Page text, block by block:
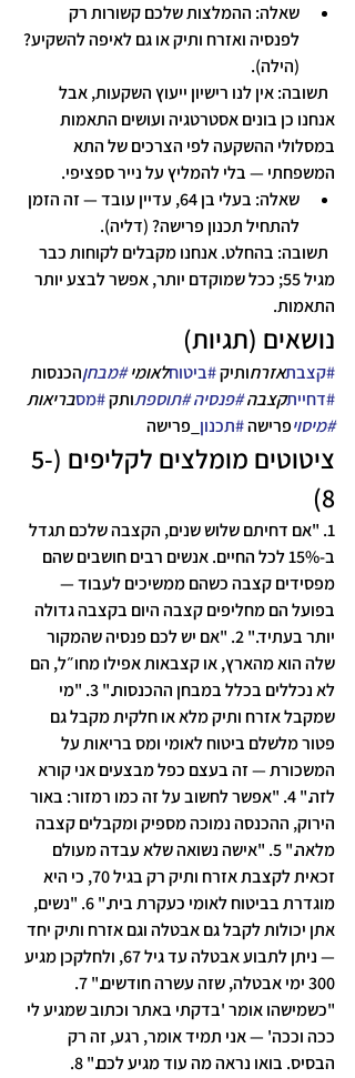
שאלה: ההמלצות שלכם קשורות רק
לפנסיה ואזרח ותיק או גם לאיפה להשקיע?
(הילה).
תשובה: אין לנו רישיון ייעוץ השקעות, אבל
אנחנו כן בונים אסטרטגיה ועושים התאמות
במסלולי ההשקעה לפי הצרכים של התא
המשפחתי — בלי להמליץ על נייר ספציפי.
שאלה
: בעלי בן 64, עדיין עובד — זה הזמן
להתחיל תכנון פרישה? (דליה).
תשובה: בהחלט. אנחנו מקבלים לקוחות כבר
מגיל 55; ככל שמוקדם יותר, אפשר לבצע יותר
התאמות.
נושאים (תגיות)
#קצבתאזרחותיק #ביטוחלאומי #מבחןהכנסות
#דחייתקצבה #פנסיה#תוספתותק #מסבריאות
#מיסויפרישה #תכנון פרישה
ציטוטים מומלצים לקליפים (5-
8)
1. "אם דחיתם שלוש שנים, הקצבה שלכם תגדל
ב-15% לכל החיים. אנשים רבים חושבים שהם
מפסידים קצבה כשהם ממשיכים לעבוד —
בפועל הם מחליפים קצבה היום בקצבה גדולה
יותר בעתיד." 2. "אם יש לכם פנסיה שהמקור
שלה הוא מהארץ, או קצבאות אפילו מחו״ל, הם
לא נכללים בכלל במבחן ההכנסות." 3. "מי
שמקבל אזרח ותיק מלא או חלקית מקבל גם
פטור מלשלם ביטוח לאומי ומס בריאות על
המשכורת — זה בעצם כפל מבצעים אני קורא
לזה." 4. "אפשר לחשוב על זה כמו רמזור: באור
הירוק, ההכנסה נמוכה מספיק ומקבלים קצבה
מלאה." 5. "אישה נשואה שלא עבדה מעולם
זכאית לקצבת אזרח ותיק רק בגיל 70, כי היא
מוגדרת בביטוח לאומי כעקרת בית." 6. "נשים,
אתן יכולות לקבל גם אבטלה וגם אזרח ותיק יחד
— ניתן לתבוע אבטלה עד גיל 67, ולחלקכן מגיע
300 ימי אבטלה, שזה עשרה חודשים." 7.
"כשמישהו אומר 'בדקתי באתר וכתוב שמגיע לי
ככה וככה' — אני תמיד אומר, רגע, זה רק
הבסיס. בואו נראה מה עוד מגיע לכם." 8.